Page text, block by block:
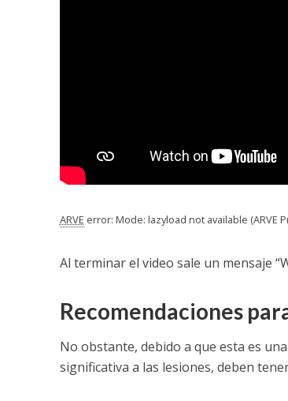
ARVE error: Mode: lazyload not available (ARVE
Al terminar el video sale un mensaje
Recomendaciones
No obstante, debido a que esta es
significativa a las lesiones, deben